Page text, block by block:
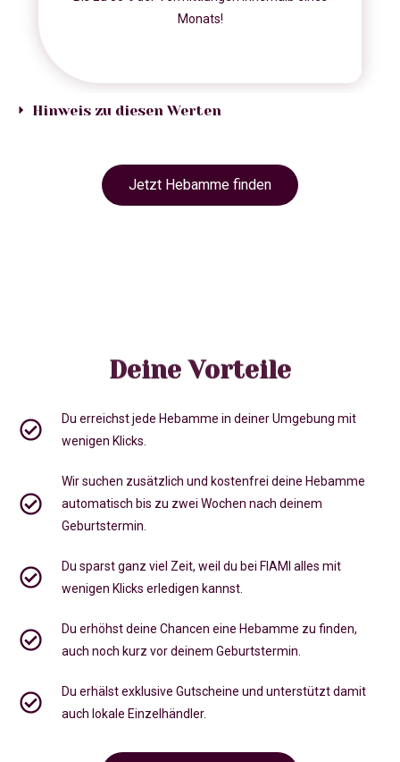
Monats!
Hinweis zu diesen Werten
Jetzt Hebamme finden
Deine Vorteile
Du erreichst jede Hebamme in deiner Umgebung mit
wenigen Klicks.
Wir suchen zusätzlich und kostenfrei deine Hebamme
automatisch bis zu zwei Wochen nach deinem
Geburtstermin.
Du sparst ganz viel Zeit, weil du bei FIAMI alles mit
wenigen Klicks erledigen kannst.
Du erhöhst deine Chancen eine Hebamme zu finden,
auch noch kurz vor deinem Geburtstermin
Du erhälst exklusive Gutscheine und unterstützt damit
auch lokale Einzelhändler.